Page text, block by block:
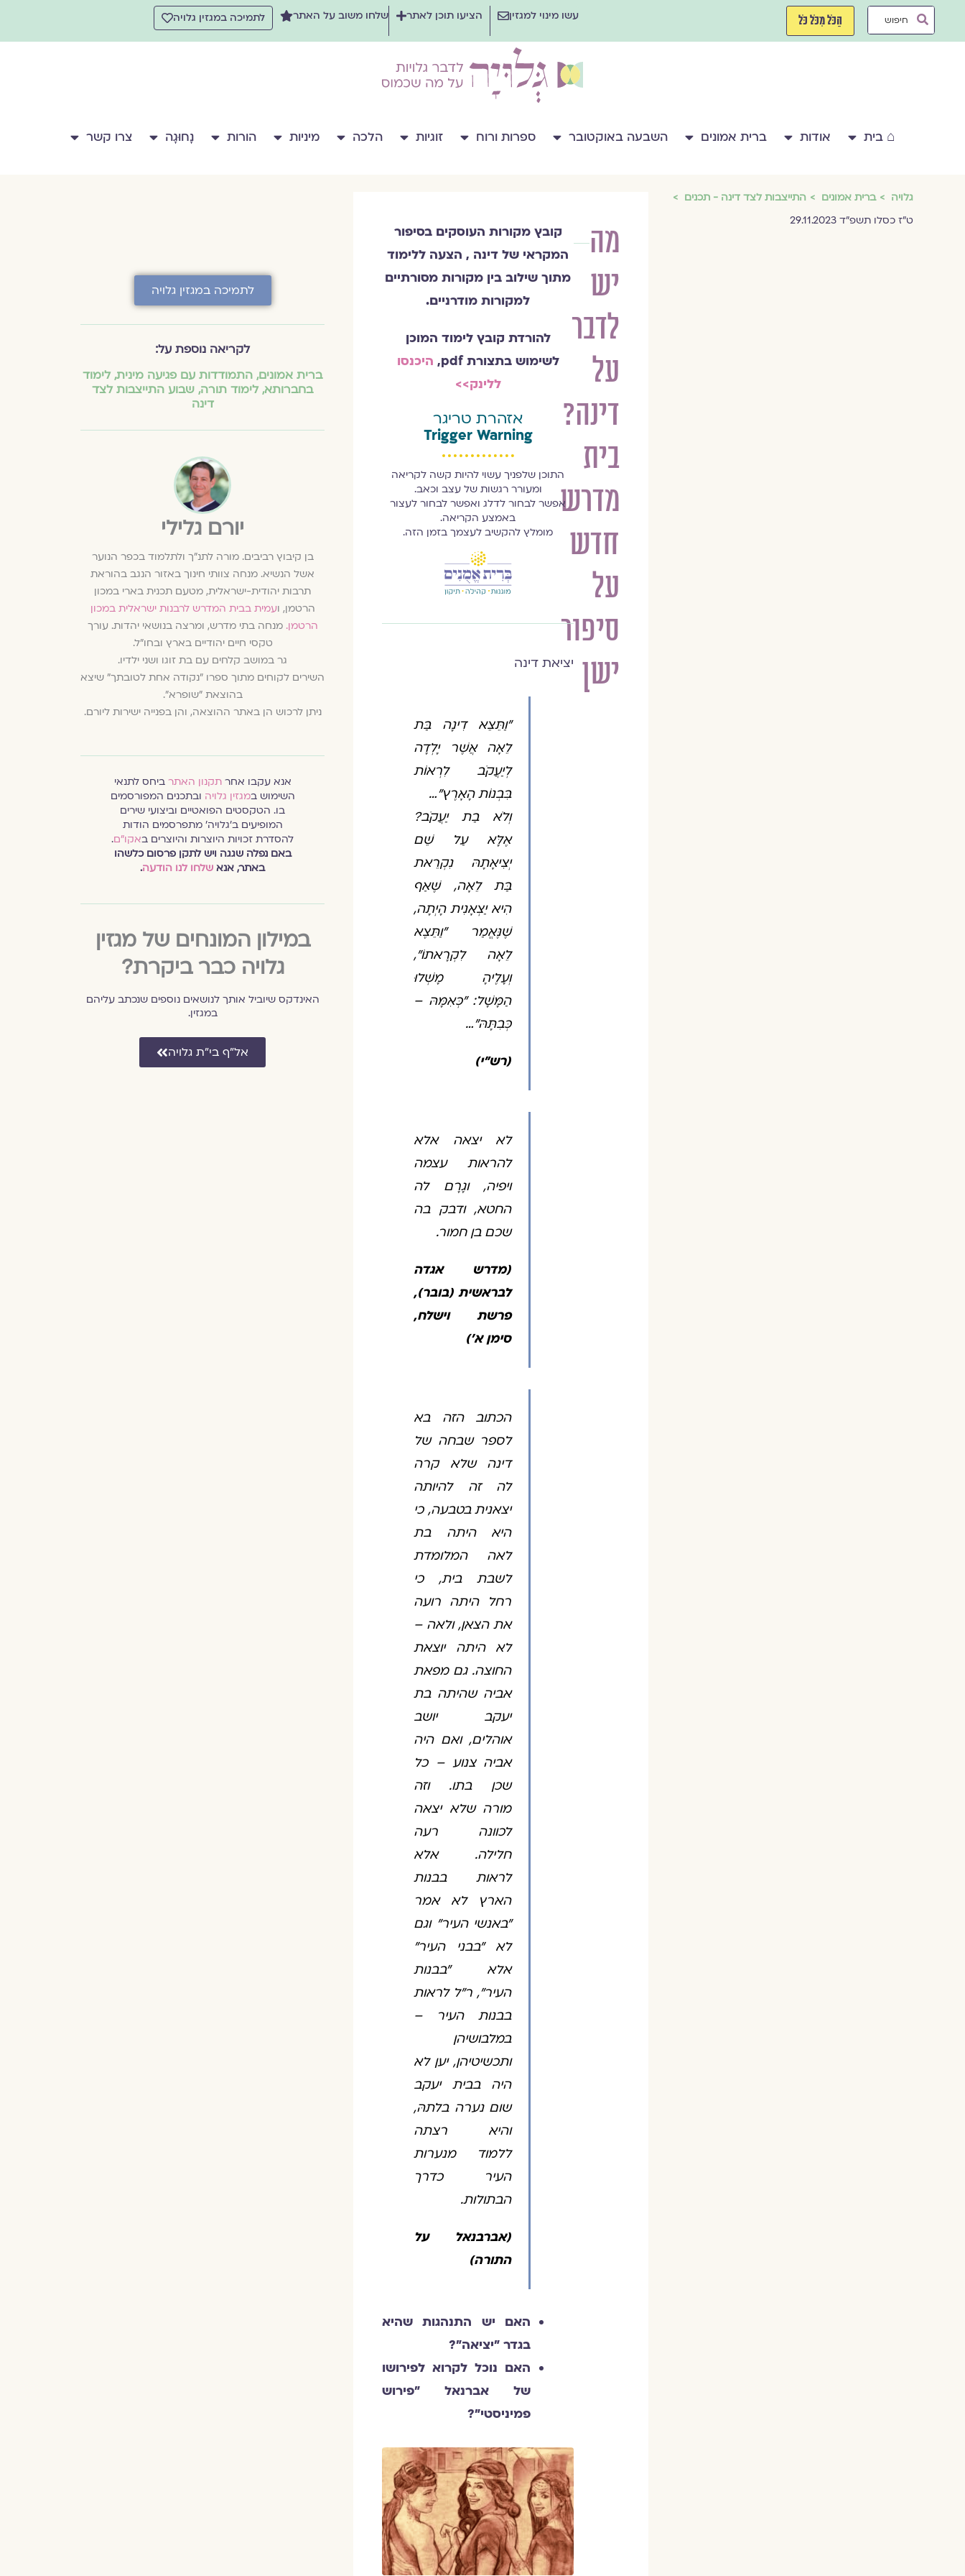
Search
הַכֹּל מִכֹּל כֹּל עשו מינוי למגזין הציעו תוכן לאתר שלחו משוב על האתר לתמיכה במגזין גלויה
⌂ בית אודות ברית אמונים השבעה באוקטובר ספרות ורוח זוגיות הלכה מיניות הורות נָחוּגָה צרו קשר
גלויה ברית אמונים
התייצבות לצד דינה - תכנים
ט"ז כסלו תשפ"ד 29.11.2023
מה
יש
לדבר
על
דינה?
בית
מדרש
חדש
על
סיפור
ישן
יורם
גלילי
קובץ מקורות העוסקים בסיפור
המקראי של דינה , הצעה ללימוד
מתוך שילוב בין מקורות מסורתיים
למקורות מודרניים.
להורדת קובץ לימוד המוכן
לשימוש בתצורת pdf,
היכנסו
ללינק>>
אזהרת טריגר
Trigger Warning
התוכן שלפניך עשוי להיות קשה לקריאה
ומעורר רגשות של עצב וכאב.
אפשר לבחור לדלג ואפשר לבחור לעצור
באמצע הקריאה.
מומלץ להקשיב לעצמך בזמן הזה.
יציאת דינה
"וַתֵּצֵא דִינָה בַּת
לֵאָה אֲשֶׁר יָלְדָה
לְיַעֲקֹב לִרְאוֹת
בִּבְנוֹת הָאָרֶץ"…
וְלֹא בַת יַעֲקֹב?
אֶלָּא עַל שֵׁם
יְצִיאָתָהּ נִקְרֵאת
בַּת לֵאָה, שֶׁאַף
הִיא יַצְאָנִית הָיְתָה,
שֶׁנֶּאֱמַר "וַתֵּצֶא
לֵאָה לִקְרָאתוֹ",
וְעָלֶיהָ מָשְׁלוּ
הַמָּשָׁל: "כְּאִמָּהּ –
כְּבִתָּהּ"…
(רש"י)
לא יצאה אלא
להראות עצמה
ויפיה, וגָרָם לה
החטא, ודבק בה
שכם בן חמור.
(מדרש אגדה
לבראשית (בובר),
פרשת וישלח,
סימן א')
הכתוב הזה בא
לספר שבחה של
דינה שלא קרה
לה זה להיותה
יצאנית בטבעה, כי
היא היתה בת
לאה המלומדת
לשבת בית, כי
רחל היתה רועה
את הצאן, ולאה –
לא היתה יוצאת
החוצה. גם מפאת
אביה שהיתה בת
יעקב יושב
אוהלים, ואם היה
אביה צנוע – כל
שכן בתו. וזה
מורה שלא יצאה
לכוונה רעה
חלילה. אלא
לראות בבנות
הארץ לא אמר
"באנשי העיר" וגם
לא "בבני העיר"
אלא "בבנות
העיר", ר"ל לראות
בבנות העיר –
במלבושיהן
ותכשיטיהן, יען לא
היה בבית יעקב
שום נערה בלתהּ,
והיא רצתה
ללמוד מנערות
העיר כדרך
הבתולות.
(אברבנאל על
התורה)
האם יש התנהגות שהיא
בגדר "יציאה"?
האם נוכל לקרוא לפירושו
של אברנאל "פירוש
פמיניסטי"?
לתמיכה במגזין גלויה
לקריאה נוספת על:
ברית אמונים, התמודדות עם פגיעה מינית,לימוד
בחברותא,לימוד תורה, שבוע התייצבות לצד
דינה
יורם גלילי
בן קיבוץ רביבים. מורה לתנ"ך ולתלמוד בכפר הנוער
אשל הנשיא. מנחה צוותי חינוך באזור הנגב בהוראת
תרבות יהודית-ישראלית, מטעם תכנית בארי במכון
הרטמן, ועמית בבית המדרש לרבנות ישראלית במכון
הרטמן. מנחה בתי מדרש, ומרצה בנושאי יהדות. עורך
טקסי חיים יהודיים בארץ ובחו"ל.
גר במושב קלחים עם בת זוגו ושני ילדיו.
השירים לקוחים מתוך ספרו "נקודה אחת לטובתך" שיצא
בהוצאת "שופרא".
ניתן לרכוש הן באתר ההוצאה, והן בפנייה ישירות ליורם.
אנא עקבו אחרתקנון האתר ביחס לתנאי
השימוש במגזין גלויה ובתכנים המפורסמים
בו. הטקסטים הפואטיים וביצועי שירים
המופיעים ב׳גלויה׳ מתפרסמים הודות
להסדרת זכויות היוצרות והיוצרים באקו״ם.
באם נפלה שגגה ויש לתקן פרסום כלשהו
באתר, אנא שלחו לנו הודעה.
במילון המונחים של מגזין
גלויה כבר ביקרת?
האינדקס שיוביל אותך לנושאים נוספים שנכתב עליהם
במגזין.
אל״ף בי״ת גלויה